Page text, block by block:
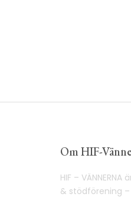
Om HIF-
HIF –
& stödförening